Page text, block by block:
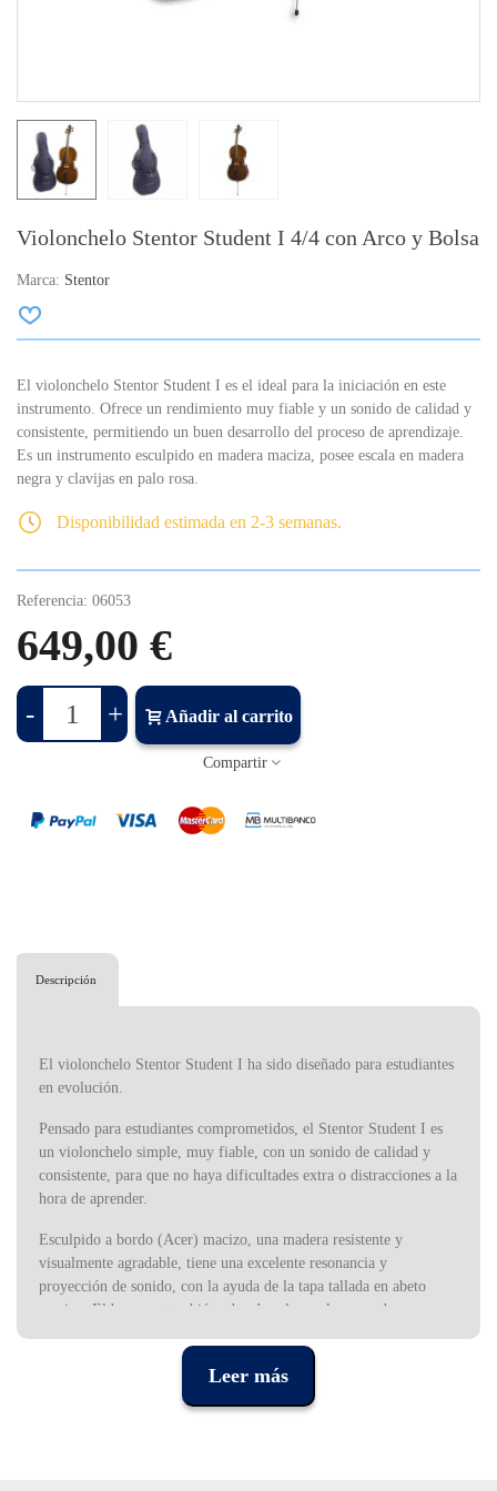
Violonchelo Stentor Student I 4/4 con Arco y Bolsa
Marca: Stentor
El violonchelo Stentor Student I es el ideal para la iniciación en este
instrumento. Ofrece un rendimiento muy fiable y un sonido de calidad y
consistente, permitiendo un buen desarrollo del proceso de aprendizaje.
Es un instrumento esculpido en madera maciza, posee escala en madera
negra y clavijas en palo rosa.
Disponibilidad estimada en 2-3 semanas.
Referencia: 06053
649,00 €
- + Añadir al carrito
Compartir
Descripción
El violonchelo Stentor Student I ha sido diseñado para estudiantes
en evolución.
Pensado para estudiantes comprometidos, el Stentor Student I es
un violonchelo simple, muy fiable, con un sonido de calidad y
consistente, para que no haya dificultades extra o distracciones a la
hora de aprender.
Esculpido a bordo (Acer) macizo, una madera resistente y
visualmente agradable, tiene una excelente resonancia y
proyección de sonido, con la ayuda de la tapa tallada en abeto
macizo. El brazo es también a bordo y la escala en madera negra.
Su aspecto clásico es reforzado con el acabado en barniz marrón
ámbar, que también protege la madera para una mayor longevidad.
Leer más